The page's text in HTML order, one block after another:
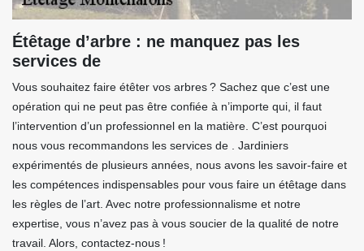
Étêtage d’arbre : ne manquez pas les
services de
Vous souhaitez faire étêter vos arbres ? Sachez que c’est une
opération qui ne peut pas être confiée à n’importe qui, il faut
l’intervention d’un professionnel en la matière. C’est pourquoi
nous vous recommandons les services de . Jardiniers
expérimentés de plusieurs années, nous avons les savoir-faire et
les compétences indispensables pour vous faire un étêtage dans
les règles de l’art. Avec notre professionnalisme et notre
expertise, vous n’avez pas à vous soucier de la qualité de notre
travail. Alors, contactez-nous !